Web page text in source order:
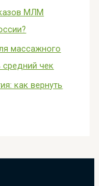
МЛМ
массажного
средний чек
как вернуть